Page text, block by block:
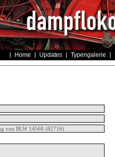
Home Updates Typengalerie